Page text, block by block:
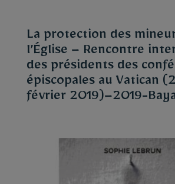
La protection des
l’Église – Rencontre
des présidents des
épiscopales au Vatican
février 2019)–2019-